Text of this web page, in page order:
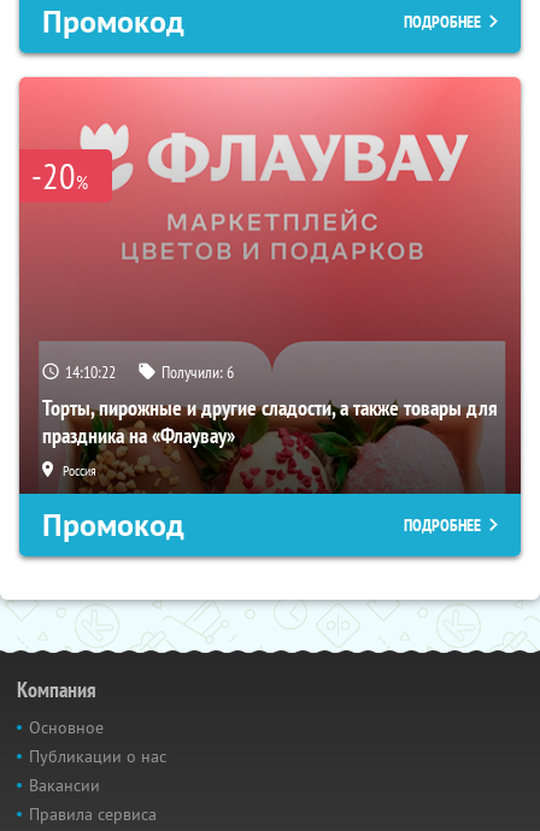
Промокод ПОДРОБНЕЕ
-20%
14:10:21 Получили:6
Торты, пирожные и другие сладости, а также товары для
праздника на «Флаувау»
Россия
Промокод ПОДРОБНЕЕ
Компания
Основное
Публикации о нас
Вакансии
Правила сервиса